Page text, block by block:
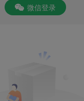
微信登录